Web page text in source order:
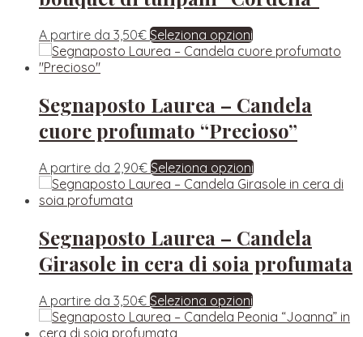
A partire da 3,50€ Seleziona opzioni
Segnaposto Laurea – Candela
cuore profumato “Precioso”
A partire da 2,90€ Seleziona opzioni
Segnaposto Laurea – Candela
Girasole in cera di soia profumata
A partire da 3,50€ Seleziona opzioni